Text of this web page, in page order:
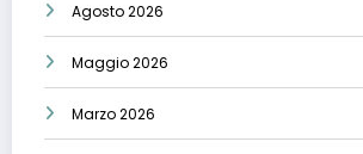
Agosto 2026
Maggio 2026
Marzo 2026